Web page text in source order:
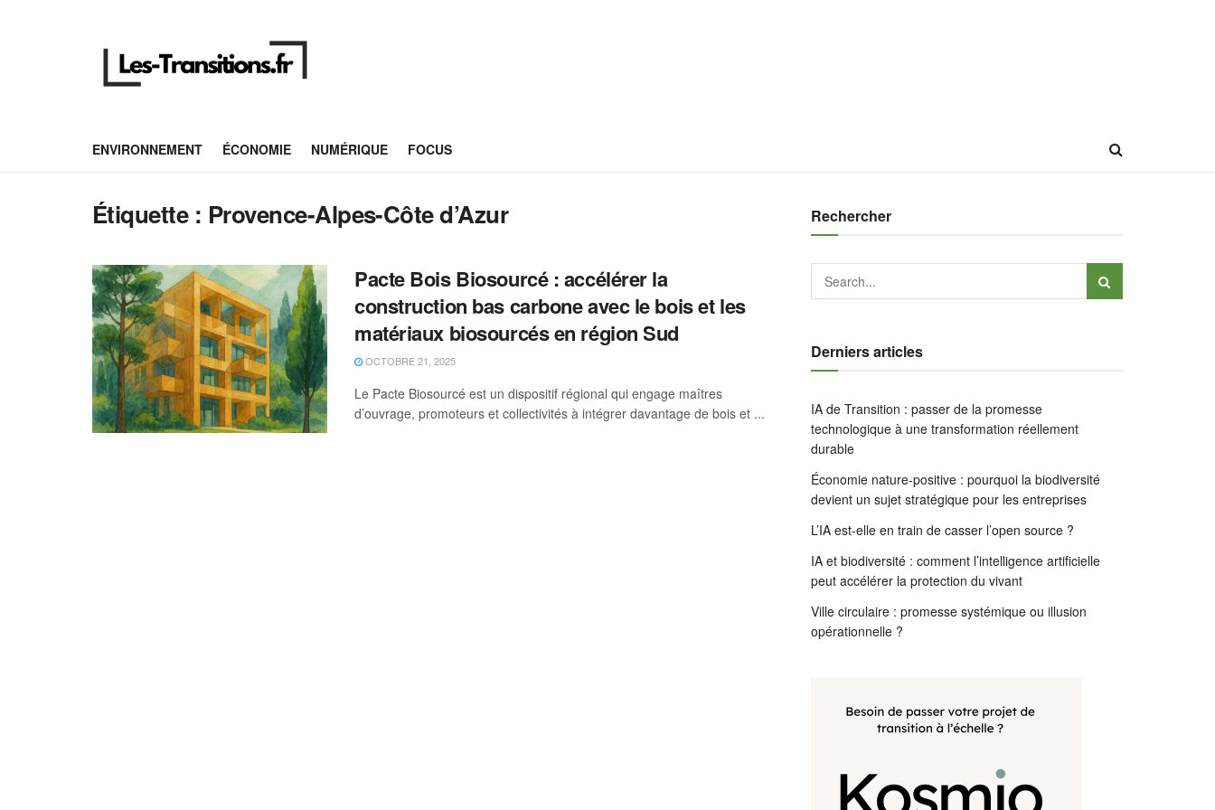
ENVIRONNEMENT ÉCONOMIE NUMÉRIQUE FOCUS
Étiquette : Provence-Alpes-Côte d’Azur
Pacte Bois Biosourcé : accélérer la
construction bas carbone avec le bois et les
matériaux biosourcés en région Sud
OCTOBRE 21, 2025
Le Pacte Biosourcé est un dispositif régional qui engage maîtres
d’ouvrage, promoteurs et collectivités à intégrer davantage de bois et ...
Rechercher
Derniers articles
IA de Transition : passer de la promesse
technologique à une transformation réellement
durable
Économie nature-positive : pourquoi la biodiversité
devient un sujet stratégique pour les entreprises
L’IA est-elle en train de casser l’open source ?
IA et biodiversité : comment l’intelligence artificielle
peut accélérer la protection du vivant
Ville circulaire : promesse systémique ou illusion
opérationnelle ?